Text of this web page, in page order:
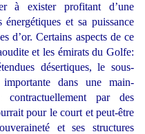
à exister profitant d’une
énergétiques et sa puissance
d’or. Certains aspects de ce
et les émirats du Golfe:
désertiques, le sous-
dans une main-
par des
pour le court et peut-être
et ses structures